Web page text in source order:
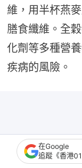
維，用半杯燕
膳食纖維。全
化劑等多種營
疾病的風險。
在Google
追蹤《香港01